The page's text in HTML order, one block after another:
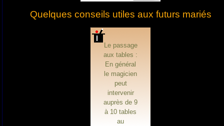
Quelques conseils utiles aux futurs mariés
Le passage
aux tables :
En général
le magicien
peut
intervenir
auprès de 9
à 10 tables
au